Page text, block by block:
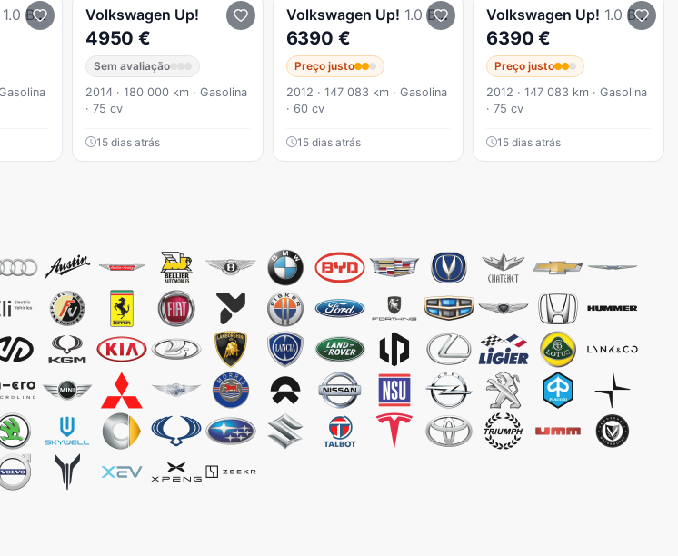
1.0 BlueMotion Move Volkswagen Up!
4950 €
Sem avaliação
2014 · 180 000 km · Gasolina
· 75 cv
15 dias atrás
Volkswagen Up! 1.0 BlueMotion Move
6390 €
Preço justo
2012 · 147 083 km · Gasolina
· 60 cv
15 dias atrás
Volkswagen Up! 1.0 BlueMotion Move
6390 €
Preço justo
2012 · 147 083 km · Gasolina
· 75 cv
15 dias atrás